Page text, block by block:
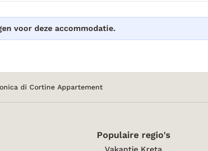
voor deze accommodatie.
di Cortine Appartement
Populaire regio's